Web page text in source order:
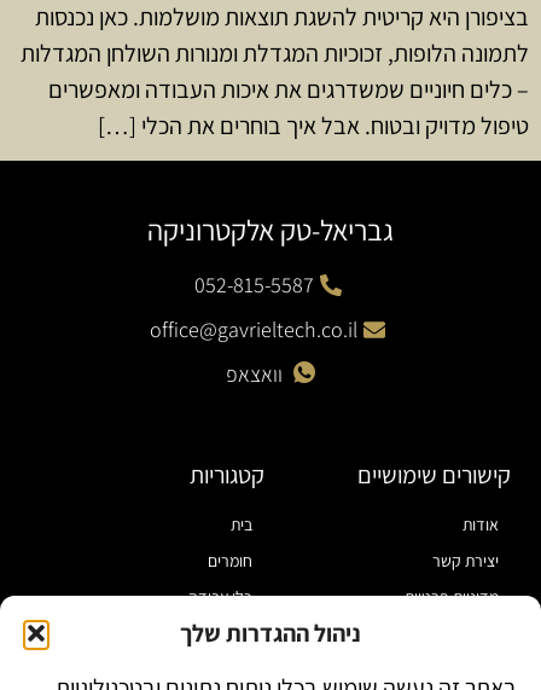
ניהול ההגדרות שלך
בציפורן היא קריטית להשגת תוצאות מושלמות. כאן נכנסות
לתמונה הלופות, זכוכיות המגדלת ומנורות השולחן המגדלות
– כלים חיוניים שמשדרגים את איכות העבודה ומאפשרים
טיפול מדויק ובטוח. אבל איך בוחרים את הכלי […]
גבריאל-טק אלקטרוניקה
052-815-5587
office@gavrieltech.co.il
וואצאפ
קישורים שימושיים
אודות
יצירת קשר
מדיניות פרטיות
קטגוריות
בית
חומרים
כלי עבודה
מוצרי הלחמה